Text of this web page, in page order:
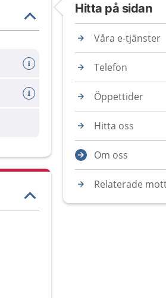
Hitta på sidan
Våra e-tjänster
Telefon
Öppettider
Hitta oss
Om oss
Relaterade